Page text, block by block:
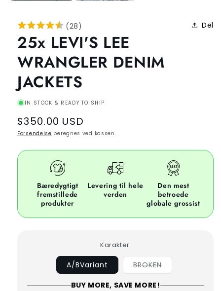
(28) Del
25x LEVI'S LEE
WRANGLER DENIM
JACKETS
IN STOCK & READY TO SHIP
Regular
price
$350.00 USD
Forsendelse beregnes ved kassen.
Bæredygtigt
fremstillede
produkter
Levering til hele
verden
Den mest
betroede
globale grossist
Karakter
A/BVariant BROKENVariant
sold
or
BUY MORE, SAVE MORE!